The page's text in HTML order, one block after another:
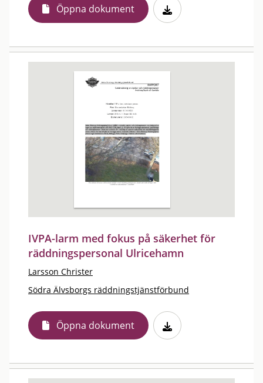
Öppna dokument
IVPA-larm med fokus på säkerhet för
räddningspersonal Ulricehamn
Larsson Christer
Södra Älvsborgs räddningstjänstförbund
Öppna dokument